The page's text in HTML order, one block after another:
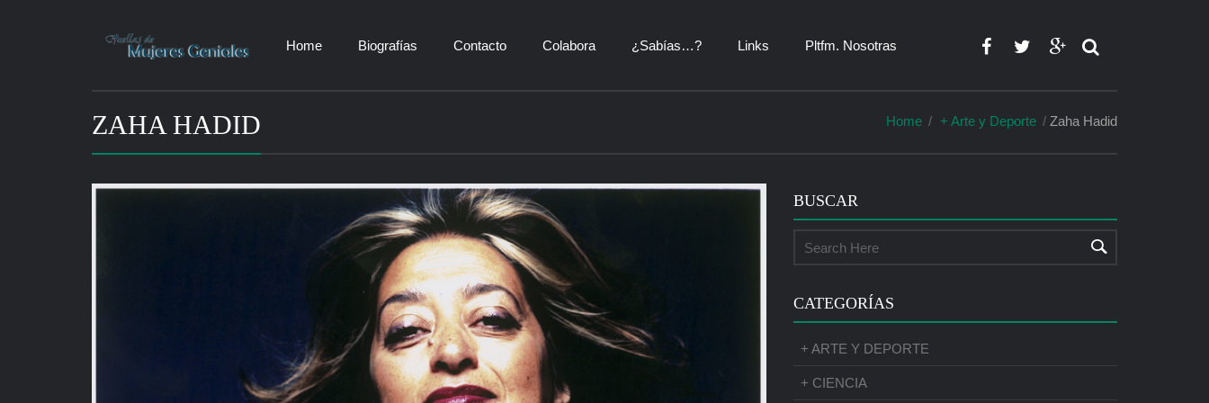
Home Biografías Contacto Colabora ¿Sabías…? Links Pltfm. Nosotras
ZAHA HADID Home + Arte y Deporte Zaha Hadid
BUSCAR
CATEGORÍAS
+ ARTE Y DEPORTE
+ CIENCIA